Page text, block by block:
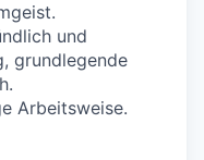
und
grundlegende
Arbeitsweise.